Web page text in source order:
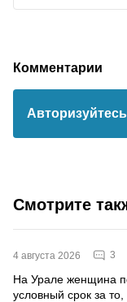
Комментарии
Авторизуйтесь
Смотрите
4 августа 2026 3
На Урале женщина
условный срок за